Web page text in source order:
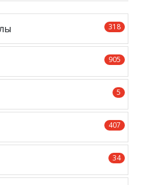
318
905
5
407
34